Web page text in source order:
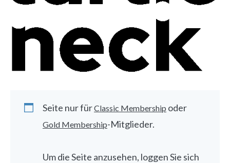
Seite nur fürClassic Membership oder
Gold Membership-Mitglieder.
Um die Seite anzusehen, loggen Sie sich